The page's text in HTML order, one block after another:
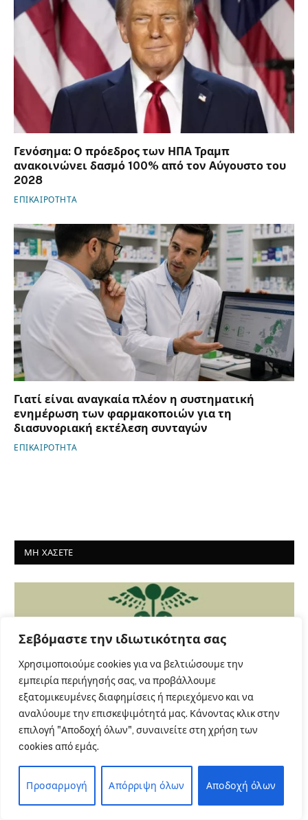
Σεβόμαστε την ιδιωτικότητα σας
Χρησιμοποιούμε cookies για να βελτιώσουμε την
εμπειρία περιήγησής σας, να προβάλλουμε
εξατομικευμένες διαφημίσεις ή περιεχόμενο και να
αναλύουμε την επισκεψιμότητά μας. Κάνοντας κλικ στην
επιλογή "Αποδοχή όλων", συναινείτε στη χρήση των
cookies από εμάς.
Προσαρμογή Απόρριψη όλων Αποδοχή όλων
Γενόσημα: Ο πρόεδρος των ΗΠΑ Τραμπ
ανακοινώνει δασμό 100% από τον Αύγουστο του
2028
ΕΠΙΚΑΙΡΟΤΗΤΑ
Γιατί είναι αναγκαία πλέον η συστηματική
ενημέρωση των φαρμακοποιών για τη
διασυνοριακή εκτέλεση συνταγών
ΕΠΙΚΑΙΡΟΤΗΤΑ
ΜΗ ΧΑΣΕΤΕ
ΕΠΙΚΑΙΡΟΤΗΤΑ
Σισμανογλείου στις πρωινές εφημερίες
και ζητά άμεση ανάκληση της